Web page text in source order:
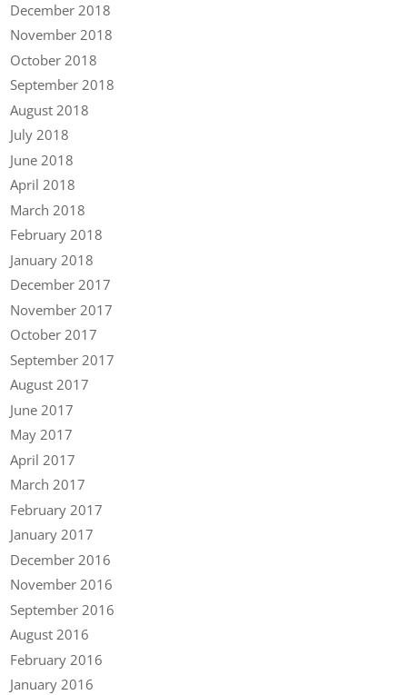
December 2018
November 2018
October 2018
September 2018
August 2018
July 2018
June 2018
April 2018
March 2018
February 2018
January 2018
December 2017
November 2017
October 2017
September 2017
August 2017
June 2017
May 2017
April 2017
March 2017
February 2017
January 2017
December 2016
November 2016
September 2016
August 2016
February 2016
January 2016